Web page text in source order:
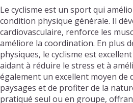
Le cyclisme est un sport qui
condition physique générale. Il
cardiovasculaire, renforce les
améliore la coordination. En plus
physiques, le cyclisme est
aidant à réduire le stress et à
également un excellent moyen de
paysages et de profiter de la
pratiqué seul ou en groupe,